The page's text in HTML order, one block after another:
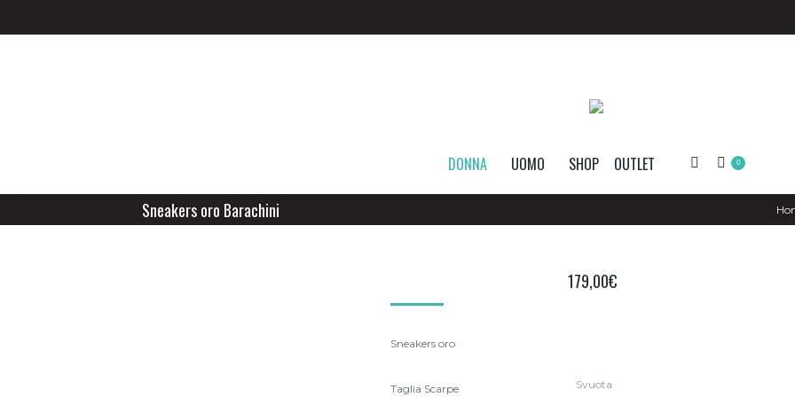
DONNA UOMO SHOP OUTLET Search: 0
Sneakers oro Barachini You
179,00€
Sneakers oro
Taglia Scarpe Svuota